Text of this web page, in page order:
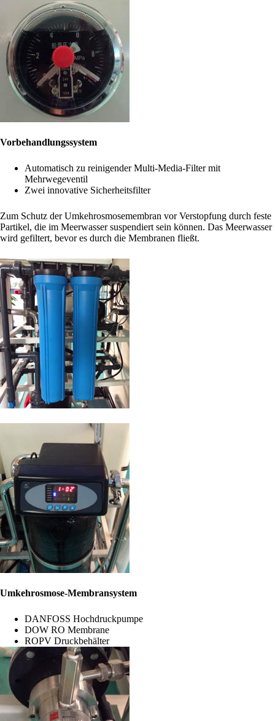
Vorbehandlungssystem
Automatisch zu reinigender Multi-Media-Filter mit
Mehrwegeventil
Zwei innovative Sicherheitsfilter
Zum Schutz der Umkehrosmosemembran vor Verstopfung durch feste
Partikel, die im Meerwasser suspendiert sein können. Das Meerwasser
wird gefiltert, bevor es durch die Membranen fließt.
Umkehrosmose-Membransystem
DANFOSS Hochdruckpumpe
DOW RO Membrane
ROPV Druckbehälter